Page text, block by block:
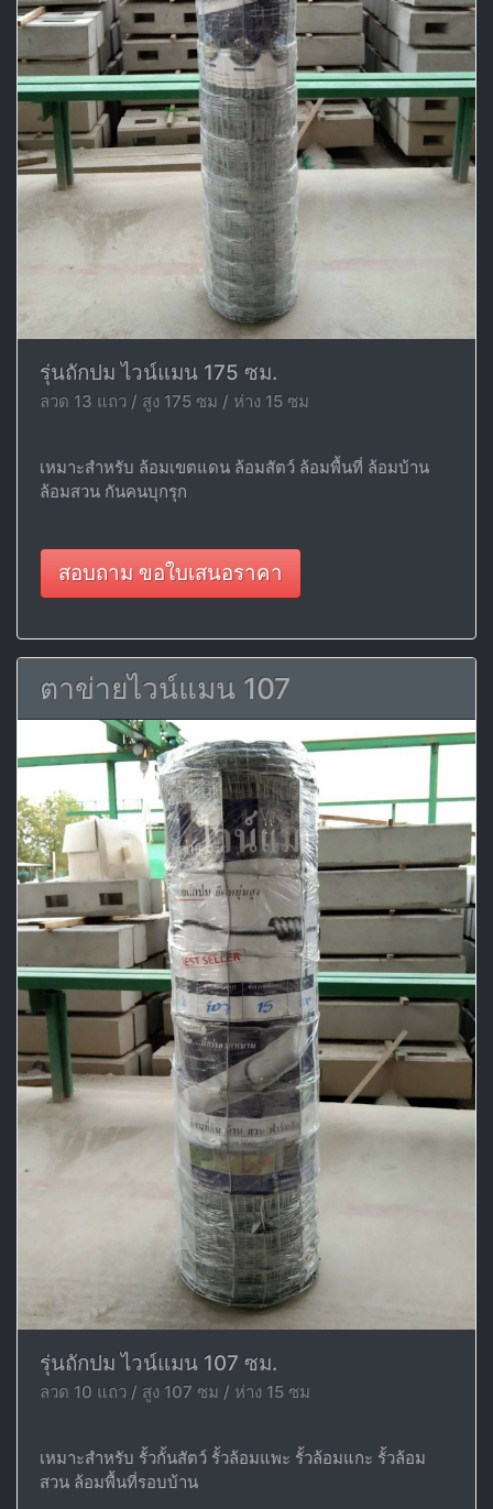
รุ่นถักปม ไวน์แมน 175 ซม.
ลวด 13 แถว / สูง 175 ซม / ห่าง 15 ซม
เหมาะสำหรับ ล้อมเขตแดน ล้อมสัตว์ ล้อมพื้นที่ ล้อมบ้าน
ล้อมสวน กันคนบุกรุก
สอบถาม ขอใบเสนอราคา
ตาข่ายไวน์แมน 107
รุ่นถักปม ไวน์แมน 107 ซม.
ลวด 10 แถว / สูง 107 ซม / ห่าง 15 ซม
เหมาะสำหรับ รั้วกั้นสัตว์ รั้วล้อมแพะ รั้วล้อมแกะ รั้วล้อม
สวน ล้อมพื้นที่รอบบ้าน